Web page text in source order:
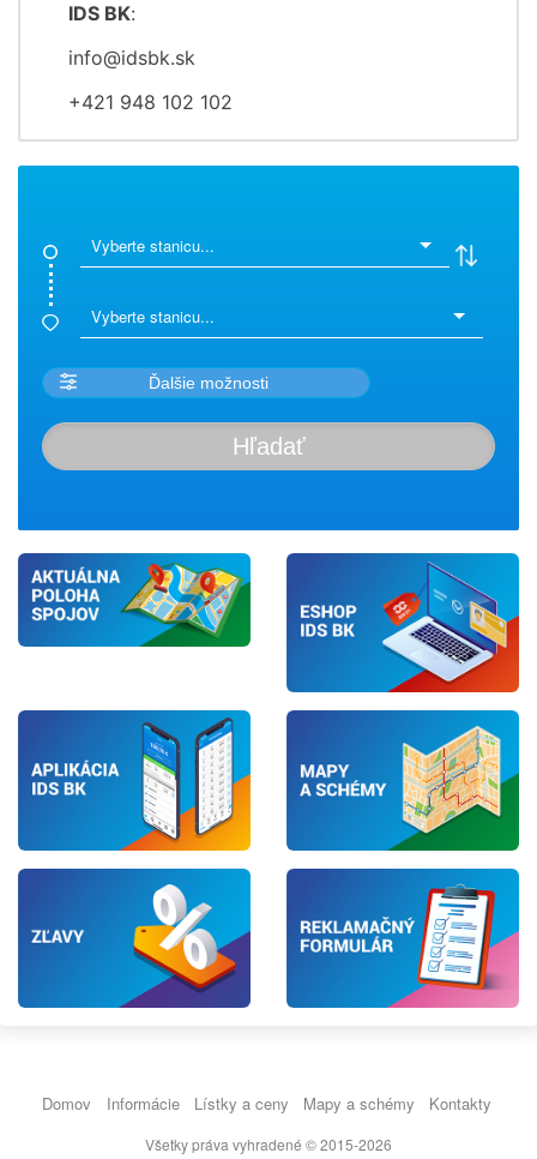
IDS BK:
info@idsbk.sk
+421 948 102 102
Domov Informácie Lístky a ceny Mapy a schémy Kontakty
Všetky práva vyhradené © 2015-2026